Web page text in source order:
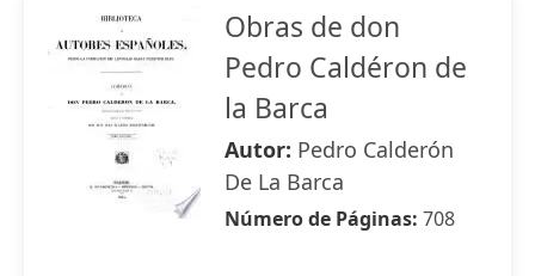
Obras de don
Pedro Caldéron de
la Barca
Autor: Pedro Calderón
De La Barca
Número de Páginas: 708